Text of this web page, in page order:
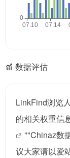
数据评估
LinkFind浏览
的相关权重信
""Chinaz数
议大家请以爱